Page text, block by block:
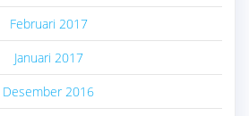
Februari 2017
Januari 2017
Desember 2016